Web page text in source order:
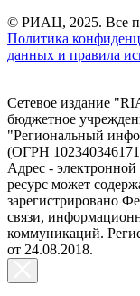
© РИАЦ, 2025. Все
Политика
данных и правила
Сетевое издание
бюджетное
"Региональный
(ОГРН
Адрес -
ресурс может
зарегистрировано
связи,
коммуникаций.
от 24.08.2018.